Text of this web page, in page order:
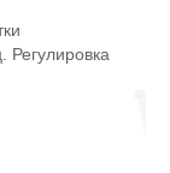
Регулировка